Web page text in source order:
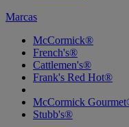
Marcas
McCormick®
French's®
Cattlemen's®
Frank's Red Hot®
McCormick
Stubb's®